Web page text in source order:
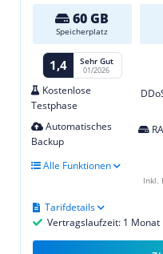
60 GB
Speicherplatz
1,4 Sehr Gut
01/2026
Kostenlose
Testphase
Automatisches
Backup
Alle Funktionen
Vertragslaufzeit: 1 Monat
Tarifdetails
Inkl.